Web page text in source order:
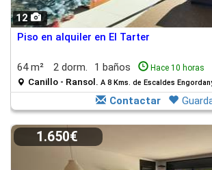
12
Piso en alquiler en El Tarter
64 m² 2 dorm. 1 baños Hace 10 horas
Canillo - Ransol. A 8 Kms. de Escaldes
Contactar
1.650€